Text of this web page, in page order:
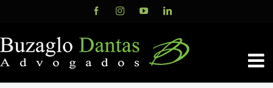
content
FacebookInstagramYouTubeLinkedIn